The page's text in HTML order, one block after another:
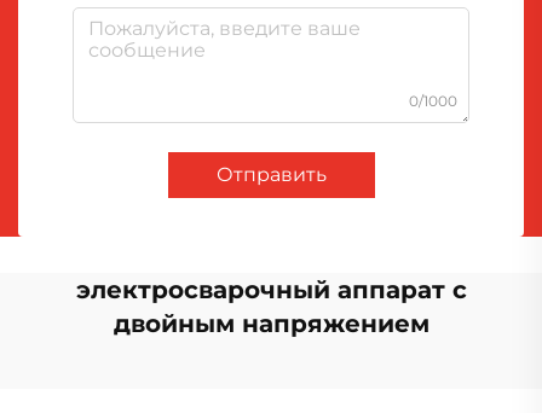
0/1000
Отправить
электросварочный аппарат с
двойным напряжением